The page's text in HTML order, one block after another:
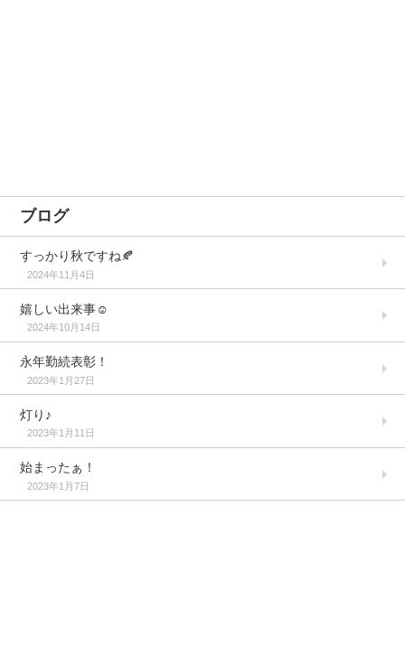
ブログ
すっかり秋ですね🍂
2024年11月4日
嬉しい出来事☺️
2024年10月14日
永年勤続表彰！
2023年1月27日
灯り♪
2023年1月11日
始まったぁ！
2023年1月7日